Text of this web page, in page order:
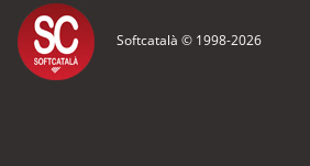
Softcatalà © 1998-2026